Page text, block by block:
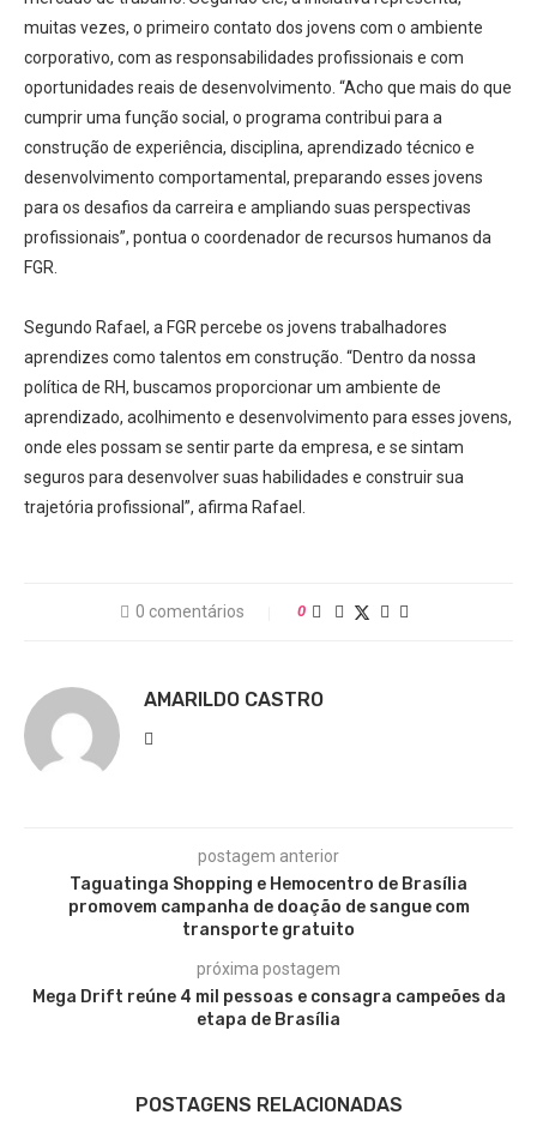
muitas vezes, o primeiro contato dos jovens com o ambiente
corporativo, com as responsabilidades profissionais e com
oportunidades reais de desenvolvimento. “Acho que mais do que
cumprir uma função social, o programa contribui para a
construção de experiência, disciplina, aprendizado técnico e
desenvolvimento comportamental, preparando esses jovens
para os desafios da carreira e ampliando suas perspectivas
profissionais”, pontua o coordenador de recursos humanos da
FGR.
Segundo Rafael, a FGR percebe os jovens trabalhadores
aprendizes como talentos em construção. “Dentro da nossa
política de RH, buscamos proporcionar um ambiente de
aprendizado, acolhimento e desenvolvimento para esses jovens,
onde eles possam se sentir parte da empresa, e se sintam
seguros para desenvolver suas habilidades e construir sua
trajetória profissional”, afirma Rafael.
0 comentários 0
AMARILDO CASTRO
postagem anterior
Taguatinga Shopping e Hemocentro de Brasília
promovem campanha de doação de sangue com
transporte gratuito
próxima postagem
Mega Drift reúne 4 mil pessoas e consagra campeões da
etapa de Brasília
POSTAGENS RELACIONADAS